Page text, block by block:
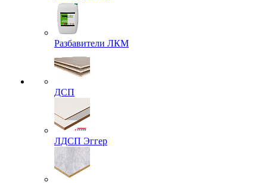
Разбавители ЛКМ
ДСП
ЛДСП Эггер